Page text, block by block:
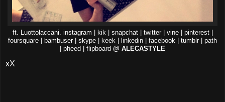
ft. Luottolaccani. instagram | kik | snapchat | twitter | vine | pinterest |
foursquare | bambuser | skype | keek | linkedin | facebook | tumblr | path
| pheed | flipboard @ ALECASTYLE
xX